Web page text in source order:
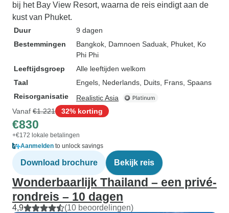
bij het Bay View Resort, waarna de reis eindigt aan de
kust van Phuket.
Duur
9 dagen
Bestemmingen
Bangkok , Damnoen Saduak , Phuket , Ko
Phi Phi
Leeftijdsgroep
Alle leeftijden welkom
Taal
Engels, Nederlands, Duits, Frans, Spaans
Reisorganisatie
Realistic Asia
Vanaf €1.221 32% korting
€830
+€172 lokale betalingen
Aanmelden to unlock savings
Download brochure Bekijk reis
Wonderbaarlijk Thailand – een privé-
rondreis – 10 dagen
4,9 (10 beoordelingen)